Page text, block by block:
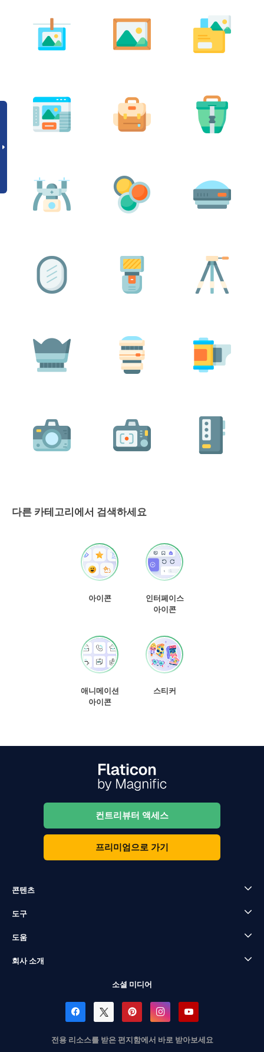
다른 카테고리에서 검색하세요
아이콘
인터페이스
아이콘
애니메이션
아이콘
스티커
컨트리뷰터 액세스
프리미엄으로 가기
콘텐츠
도구
도움
회사 소개
소셜 미디어
전용 리소스를 받은 편지함에서 바로 받아보세요